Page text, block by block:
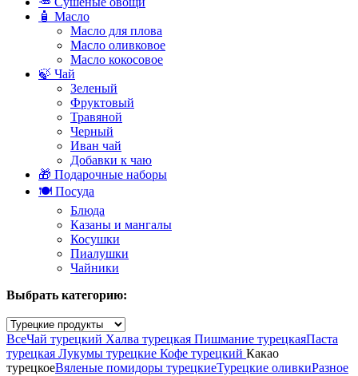
🧴 Масло
Масло для плова
Масло оливковое
Масло кокосовое
🍃 Чай
Зеленый
Фруктовый
Травяной
Черный
Иван чай
Добавки к чаю
🎁 Подарочные наборы
🍽️ Посуда
Блюда
Казаны и мангалы
Косушки
Пиалушки
Чайники
Выбрать категорию:
ВсеЧай турецкий Халва турецкая Пишмание турецкаяПаста
турецкая Лукумы турецкие Кофе турецкий Какао
турецкоеВяленые помидоры турецкиеТурецкие оливкиРазное